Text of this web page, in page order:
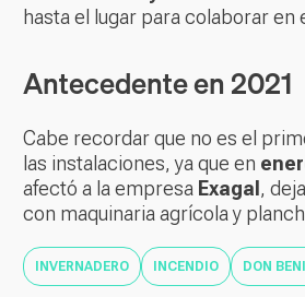
hasta el lugar para colaborar en
Antecedente en 2021
Cabe recordar que no es el
las instalaciones, ya que en
afectó a la empresa Exagal,
con maquinaria agrícola y
INVERNADERO INCENDIO DON